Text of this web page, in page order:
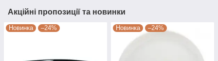
Акційні пропозиції та новинки
Новинка –24% Новинка –24%